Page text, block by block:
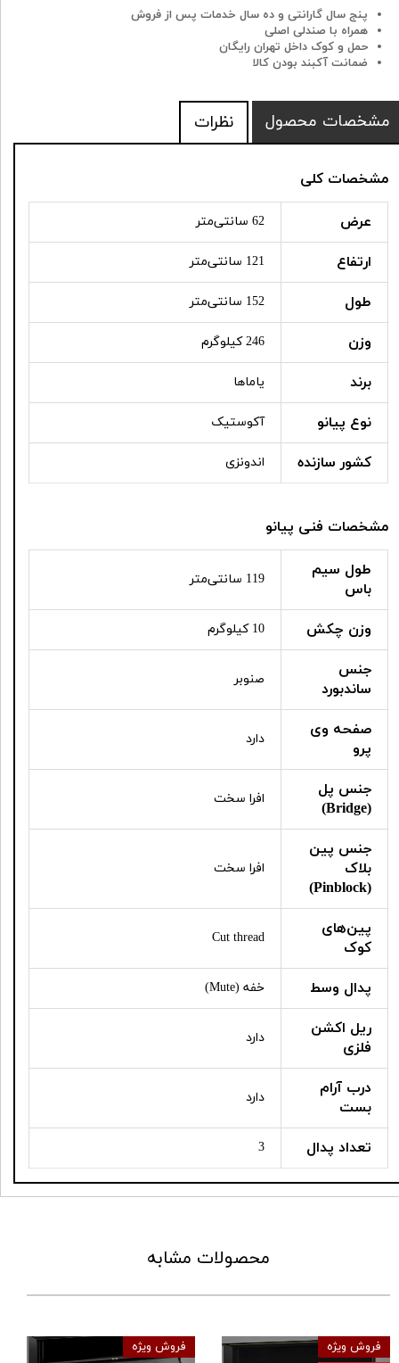
پنج سال گارانتی و ده سال خدمات پس از فروش
همراه با صندلی اصلی
حمل و کوک داخل تهران رایگان
ضمانت آکبند بودن کالا
مشخصات محصول نظرات
مشخصات کلی
عرض 62 سانتی‌متر
ارتفاع 121 سانتی‌متر
طول 152 سانتی‌متر
وزن 246 کیلوگرم
برند یاماها
نوع پیانو آکوستیک
کشور سازنده اندونزی
مشخصات فنی پیانو
طول سیم
باس
119 سانتی‌متر
وزن چکش 10 کیلوگرم
جنس
ساندبورد
صنوبر
صفحه وی
پرو
دارد
جنس پل
(Bridge)
افرا سخت
جنس پین
بلاک
(Pinblock)
افرا سخت
پین‌های
کوک
Cut thread
پدال وسط خفه (Mute)
ریل اکشن
فلزی
دارد
درب آرام
بست
دارد
تعداد پدال 3
محصولات مشابه
فروش ویژه
فروش ویژه